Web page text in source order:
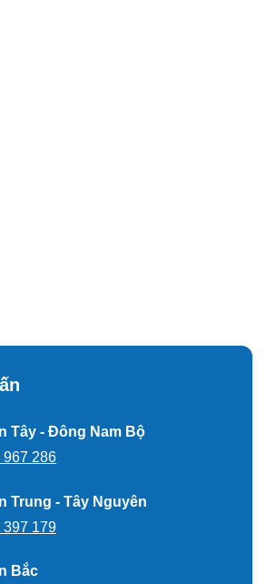
Tây - Đông Nam Bộ
967 286
Trung - Tây Nguyên
397 179
Bắc